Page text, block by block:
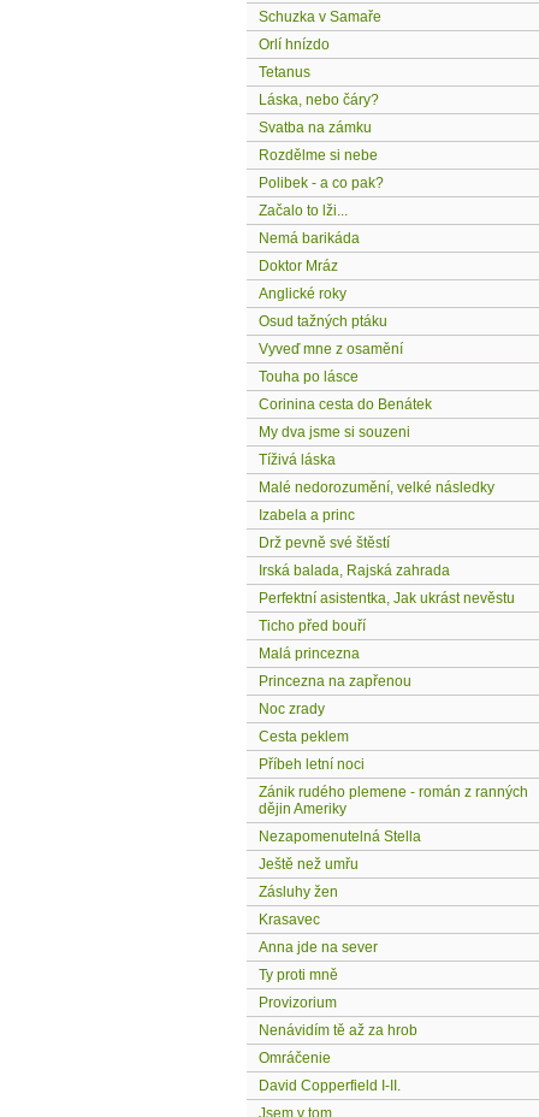
Schuzka v Samaře
Orlí hnízdo
Tetanus
Láska, nebo čáry?
Svatba na zámku
Rozdělme si nebe
Polibek - a co pak?
Začalo to lži...
Nemá barikáda
Doktor Mráz
Anglické roky
Osud tažných ptáku
Vyveď mne z osamění
Touha po lásce
Corinina cesta do Benátek
My dva jsme si souzeni
Tíživá láska
Malé nedorozumění, velké následky
Izabela a princ
Drž pevně své štěstí
Irská balada, Rajská zahrada
Perfektní asistentka, Jak ukrást nevěstu
Ticho před bouří
Malá princezna
Princezna na zapřenou
Noc zrady
Cesta peklem
Příbeh letní noci
Zánik rudého plemene - román z ranných
dějin Ameriky
Nezapomenutelná Stella
Ještě než umřu
Zásluhy žen
Krasavec
Anna jde na sever
Ty proti mně
Provizorium
Nenávidím tě až za hrob
Omráčenie
David Copperfield I-II.